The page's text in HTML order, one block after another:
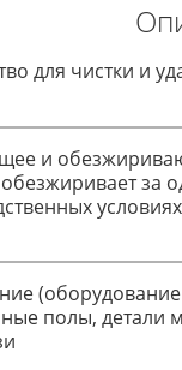
для чистки и
и
обезжиривает
полы, детали